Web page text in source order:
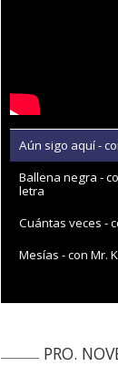
Aún sigo aquí -
Ballena negra -
letra
Cuántas veces -
Mesías - con Mr.
PRO.